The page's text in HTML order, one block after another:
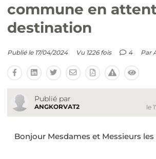
commune en
destination
Publié le 17/04/2024 Vu 1226 fois 4 Par
Publié par
ANGKORVAT2
le
Bonjour Mesdames et Messieurs les